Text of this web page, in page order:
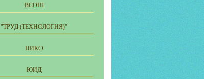
ВСОШ
"ТРУД (ТЕХНОЛОГИЯ)"
НИКО
ЮИД